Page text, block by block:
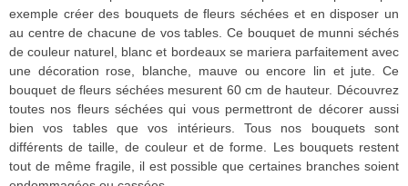
exemple créer des bouquets de fleurs séchées et en disposer un
au centre de chacune de vos tables. Ce bouquet de munni séchés
de couleur naturel, blanc et bordeaux se mariera parfaitement avec
une décoration rose, blanche, mauve ou encore lin et jute. Ce
bouquet de fleurs séchées mesurent 60 cm de hauteur. Découvrez
toutes nos fleurs séchées qui vous permettront de décorer aussi
bien vos tables que vos intérieurs. Tous nos bouquets sont
différents de taille, de couleur et de forme. Les bouquets restent
tout de même fragile, il est possible que certaines branches soient